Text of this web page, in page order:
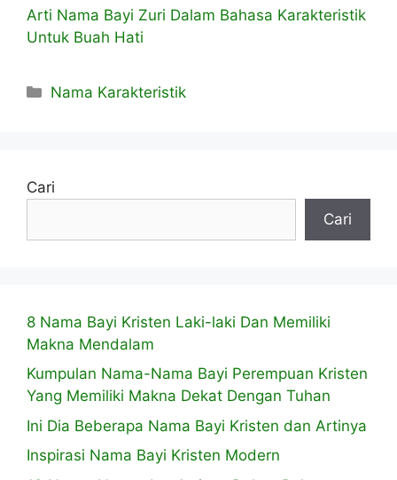
Arti Nama Bayi Zuri Dalam Bahasa Karakteristik
Untuk Buah Hati
Kategori
Nama Karakteristik
Cari
Cari
8 Nama Bayi Kristen Laki-laki Dan Memiliki
Makna Mendalam
Kumpulan Nama-Nama Bayi Perempuan Kristen
Yang Memiliki Makna Dekat Dengan Tuhan
Ini Dia Beberapa Nama Bayi Kristen dan Artinya
Inspirasi Nama Bayi Kristen Modern